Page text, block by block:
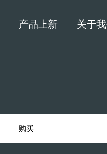
产品上新 关于
购买